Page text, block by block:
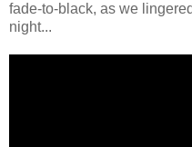
fade-to-black, as we
night...